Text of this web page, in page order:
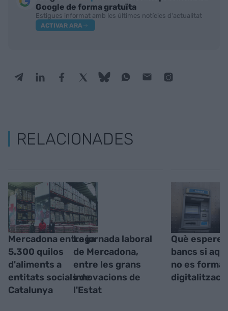
Google de forma gratuïta
Estigues informat amb les últimes notícies d'actualitat
ACTIVAR ARA
RELACIONADES
Mercadona entrega
5.300 quilos
d'aliments a
entitats socials de
Catalunya
La jornada laboral
de Mercadona,
entre les grans
innovacions de
l'Estat
Què
bancs si
no es forma